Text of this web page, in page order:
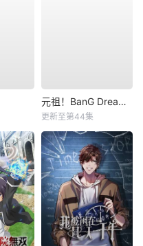
元祖！BanG Dream酱
更新至第44集